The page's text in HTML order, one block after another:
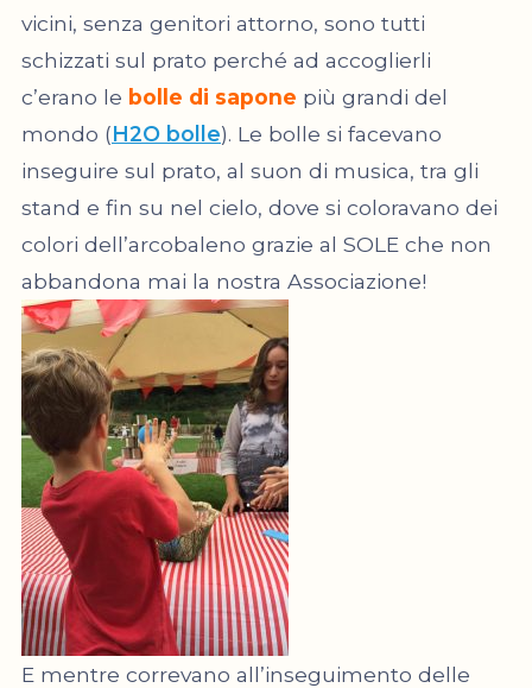
vicini, senza genitori attorno, sono tutti
schizzati sul prato perché ad accoglierli
c’erano le bolle di sapone più grandi del
mondo (H2O bolle). Le bolle si facevano
inseguire sul prato, al suon di musica, tra gli
stand e fin su nel cielo, dove si coloravano dei
colori dell’arcobaleno grazie al SOLE che non
abbandona mai la nostra Associazione!
E mentre correvano all’inseguimento delle